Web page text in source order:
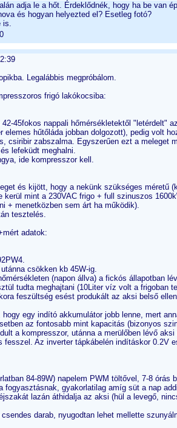
adja le a hőt. Érdeklődnék, hogy ha be van
és hogyan helyezted el? Esetleg fotó?
is.
Legalábbis megpróbálom.
frigó lakókocsiba:
45fokos nappali hőmérsékletektől "letérdelt"
elemes hűtőláda jobban dolgozott), pedig volt
csiribir zabszalma. Egyszerűen ezt a meleget
lefeküdt meghalni.
ide kompresszor kell.
és kijött, hogy a nekünk szükséges méretű
kerül mint a 230VAC frigo + full szinuszos
+ menetközben sem árt ha működik).
tesztelés.
adatok:
csökken kb 45W-ig.
(napon állva) a fickós állapotban
tudta meghajtani (10Liter víz volt a frigoban
feszültség esést produkált az aksi belső
egy indító akkumulátor jobb lenne, mert
az fontosabb mint kapacitás (bizonyos
a kompresszor, utánna a merülőben lévő aksi
fesszel. Az inverter tápkábelén indításkor 0.2V
84-89W) napelem PWM töltővel, 7-8 órás
fogyasztásnak, gyakorlatilag amíg süt a nap
lazán áthidalja az aksi (hül a levegő,
darab, nyugodtan lehet mellette